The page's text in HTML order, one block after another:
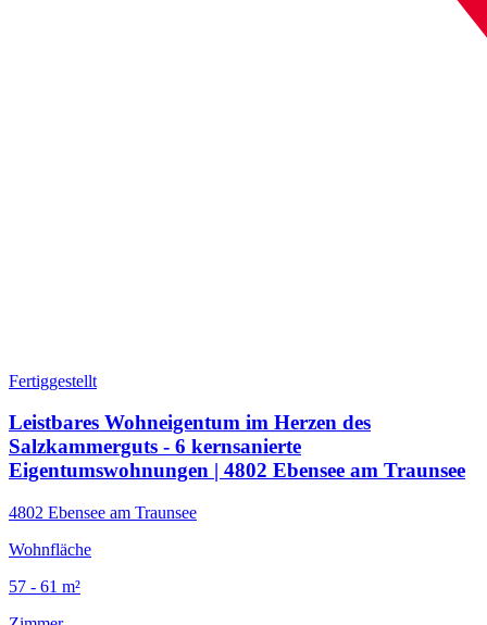
Fertiggestellt
Leistbares Wohneigentum im Herzen des
Salzkammerguts - 6 kernsanierte
Eigentumswohnungen | 4802 Ebensee am Traunsee
4802 Ebensee am Traunsee
Wohnfläche
57 - 61 m²